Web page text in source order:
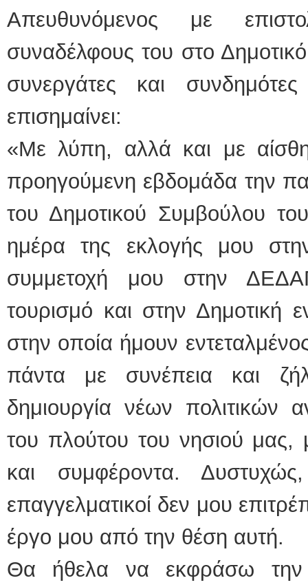
Απευθυνόμενος με
συναδέλφους του στο
συνεργάτες και
επισημαίνει:
«Με λύπη, αλλά και με
προηγούμενη εβδομάδα την
του Δημοτικού Συμβούλου
ημέρα της εκλογής μου
συμμετοχή μου στην
τουρισμό και στην Δημοτική
στην οποία ήμουν
πάντα με συνέπεια και
δημιουργία νέων πολιτικών
του πλούτου του νησιού μας,
και συμφέροντα.
επαγγελματικοί δεν μου
έργο μου από την θέση αυτή.
Θα ήθελα να εκφράσω την